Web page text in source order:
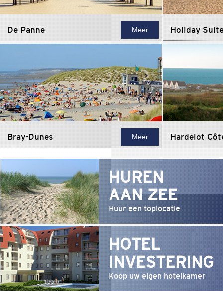
De Panne Meer Holiday
Bray-Dunes Meer Hardelot
HUREN
AAN ZEE
Huur een toplocatie
HOTEL
INVESTERING
Koop uw eigen hotelkamer